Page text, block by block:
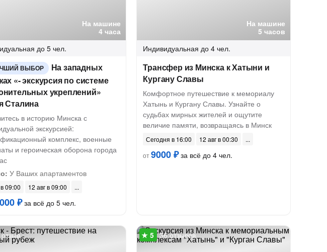
На машине
4 часа
до 5 чел.
ВЫБОР
На западных
«- экскурсия по системе
укреплений»
Сталина
в историю Минска с
экскурсией:
комплекс, военные
и героическая оборона города
У Ваших апартаментов
09:00
12 авг в 09:00
₽за всё до 5 чел.
На машине
5 часов
Индивидуальная до 4 чел.
Трансфер из Минска к Хатыни и
Кургану Славы
Комфортное путешествие к мемориалу
Хатынь и Кургану Славы. Узнайте о
судьбах мирных жителей и ощутите
величие памяти, возвращаясь в Минск
Сегодня в 16:00
12 авг в 00:30
от9000 ₽за всё до 4 чел.
36 отзывов